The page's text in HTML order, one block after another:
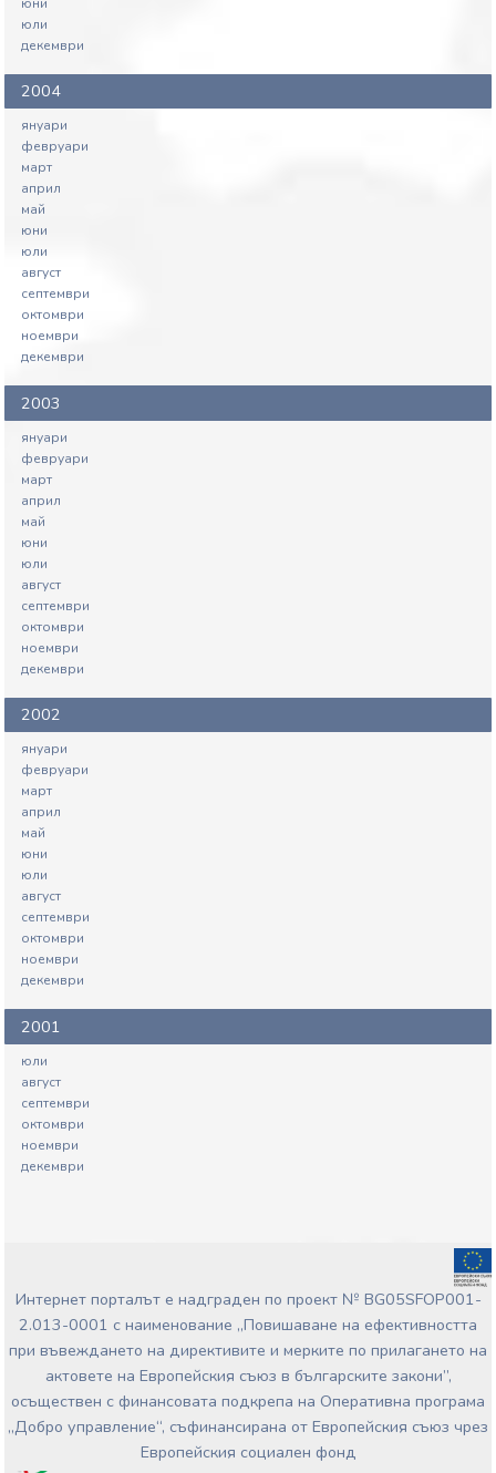
юли
декември
2004
януари
февруари
март
април
май
юни
юли
август
септември
октомври
ноември
декември
2003
януари
февруари
март
април
май
юни
юли
август
септември
октомври
ноември
декември
2002
януари
февруари
март
април
май
юни
юли
август
септември
октомври
ноември
декември
2001
юли
август
септември
октомври
ноември
декември
Интернет порталът е надграден по проект № BG05SFOP001-
2.013-0001 с наименование „Повишаване на ефективността
при въвеждането на директивите и мерките по прилагането на
актовете на Европейския съюз в българските закони”,
осъществен с финансовата подкрепа на Оперативна програма
„Добро управление“, съфинансирана от Европейския съюз чрез
Европейския социален фонд